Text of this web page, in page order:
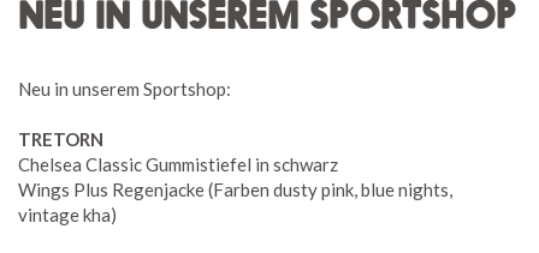
NEU IN UNSEREM SPORTSHOP
Neu in unserem Sportshop:
TRETORN
Chelsea Classic Gummistiefel in schwarz
Wings Plus Regenjacke (Farben dusty pink, blue nights,
vintage kha)